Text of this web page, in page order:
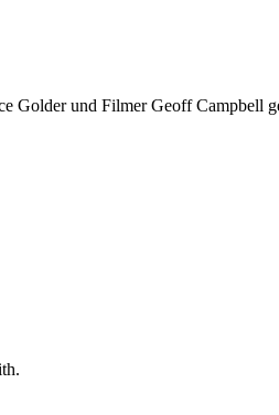
Golder und Filmer Geoff Campbell